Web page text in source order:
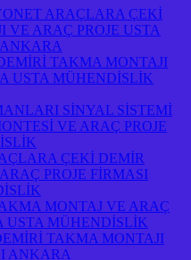
ARAÇLARA ÇEKİ
ARAÇ PROJE USTA
TAKMA MONTAJI
USTA MÜHENDİSLİK
SİNYAL SİSTEMİ
VE ARAÇ PROJE
ÇEKİ DEMİR
PROJE FİRMASI
MONTAJ VE ARAÇ
USTA MÜHENDİSLİK
TAKMA MONTAJI
ANKARA